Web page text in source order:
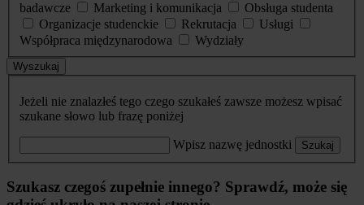
badawcze
Marketing i komunikacja
Obsługa studenta
Organizacje studenckie
Rekrutacja
Usługi
Współpraca międzynarodowa
Wydziały
Wyszukaj
Jeżeli nie znalazłeś tego czego szukałeś zawsze możesz wpisać
szukane słowo lub frazę poniżej
Wpisz nazwę jednostki Szukaj
Szukasz czegoś zupełnie innego? Sprawdź, może się